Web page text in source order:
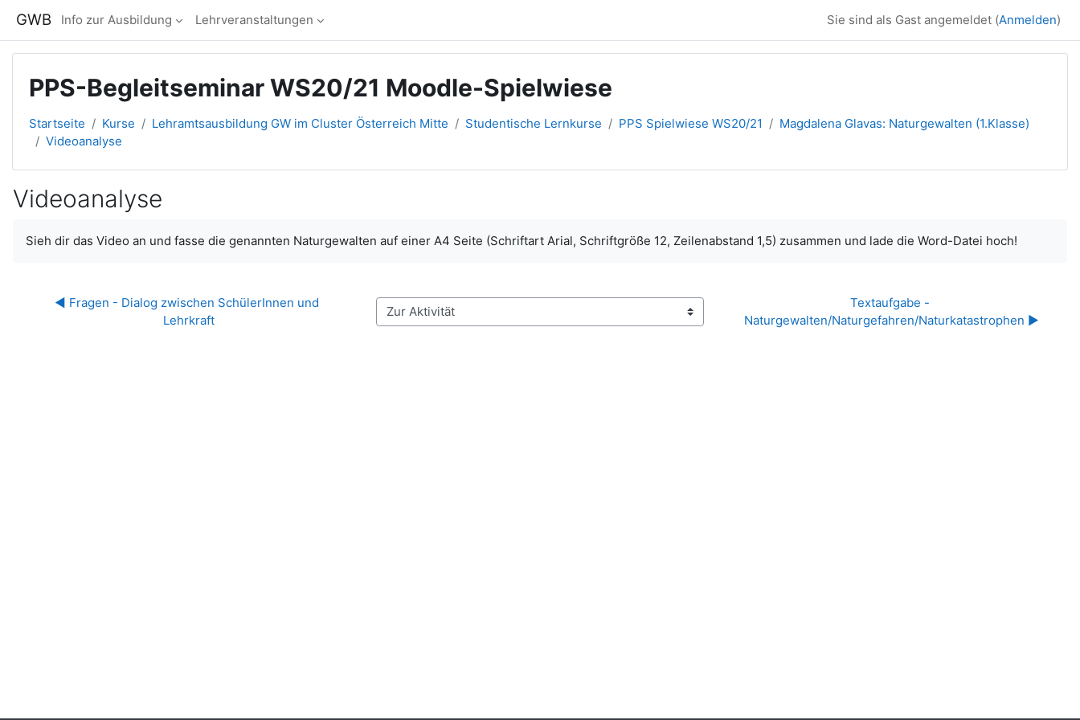
GWB Info zur Ausbildung Lehrveranstaltungen Sie sind als Gast angemeldet (Anmelden)
PPS-Begleitseminar WS20/21 Moodle-Spielwiese
Startseite Kurse Lehramtsausbildung GW im Cluster Österreich Mitte Studentische Lernkurse PPS Spielwiese WS20/21
Magdalena Glavas: Naturgewalten (1.Klasse)
Videoanalyse
Videoanalyse
Sieh dir das Video an und fasse die genannten Naturgewalten auf einer A4 Seite (Schriftart Arial, Schriftgröße 12, Zeilenabstand 1,5) zusammen und lade die Word-Datei hoch!
◀︎ Fragen - Dialog zwischen SchülerInnen und
Lehrkraft
Zur Aktivität
Textaufgabe -
Naturgewalten/Naturgefahren/Naturkatastrophen ▶︎